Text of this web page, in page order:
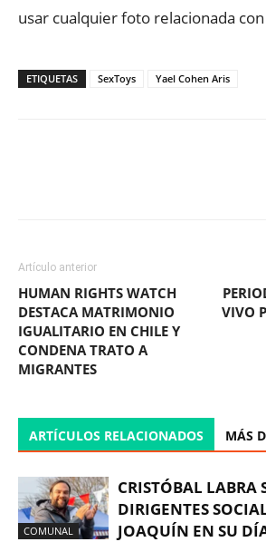
usar cualquier foto relacionada
ETIQUETAS SexToys Yael Cohen Aris
Artículo anterior
HUMAN RIGHTS WATCH
DESTACA MATRIMONIO
IGUALITARIO EN CHILE Y
CONDENA TRATO A
MIGRANTES
VIVO
ARTÍCULOS RELACIONADOS MÁS
COMUNAL
CRISTÓBAL LABRA
DIRIGENTES
JOAQUÍN EN SU